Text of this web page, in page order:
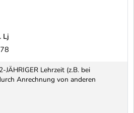
Lj
JÄHRIGER Lehrzeit (z.B. bei
Anrechnung von anderen